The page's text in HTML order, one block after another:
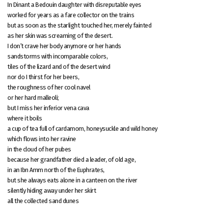
In Dinant a Bedouin daughter with disreputable eyes
worked for years as a fare collector on the trains
but as soon as the starlight touched her, merely fainted
as her skin was screaming of the desert.
I don’t crave her body anymore or her hands
sandstorms with incomparable colors,
tiles of the lizard and of the desert wind
nor do I thirst for her beers,
the roughness of her cool navel
or her hard malleoli;
but I miss her inferior vena cava
where it boils
a cup of tea full of cardamom, honeysuckle and wild honey
which flows into her ravine
in the cloud of her pubes
because her grandfather died a leader, of old age,
in an Ibn Amm north of the Euphrates,
but she always eats alone in a canteen on the river
silently hiding away under her skirt
all the collected sand dunes